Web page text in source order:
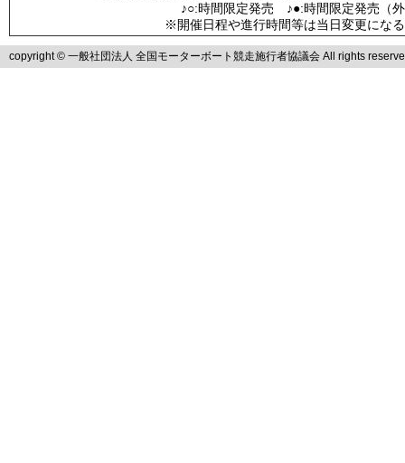
♪○:時間限定発売 ♪●:時間限定発売
※開催日程や進行時間等は当日変更にな
copyright © 一般社団法人 全国モーターボート競走施行者協議会 All rights